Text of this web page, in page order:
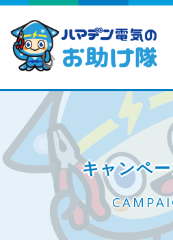
キャンペ